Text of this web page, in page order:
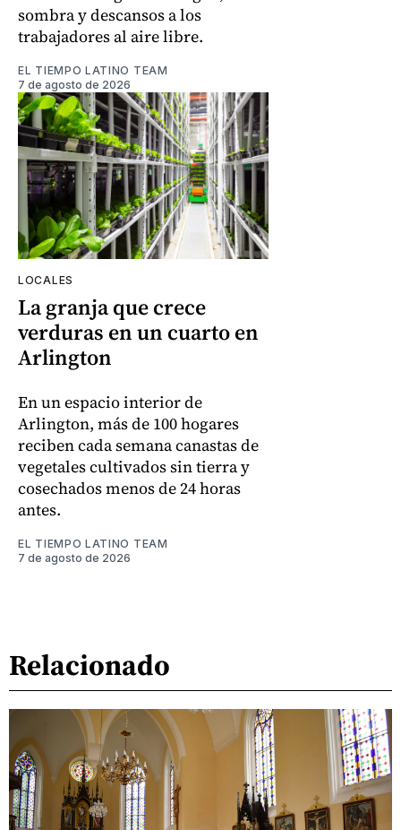
sombra y descansos a los
trabajadores al aire libre.
EL TIEMPO LATINO TEAM
7 de agosto de 2026
LOCALES
La granja que crece
verduras en un cuarto en
Arlington
En un espacio interior de
Arlington, más de 100 hogares
reciben cada semana canastas de
vegetales cultivados sin tierra y
cosechados menos de 24 horas
antes.
EL TIEMPO LATINO TEAM
7 de agosto de 2026
Relacionado